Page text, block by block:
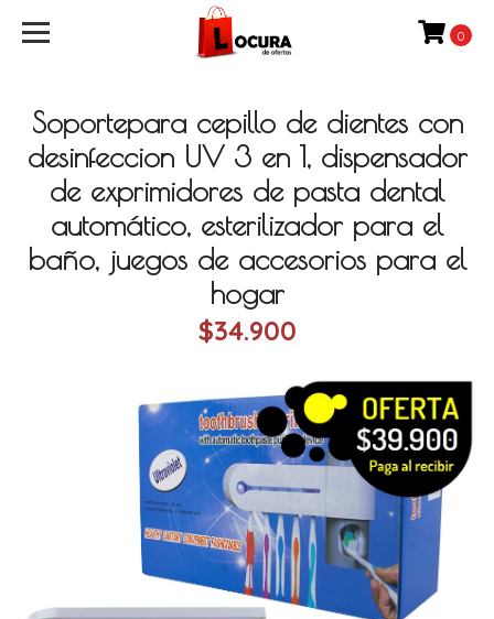
0
Soportepara cepillo de dientes con
desinfeccion UV 3 en 1, dispensador
de exprimidores de pasta dental
automático, esterilizador para el
baño, juegos de accesorios para el
hogar
$34.900